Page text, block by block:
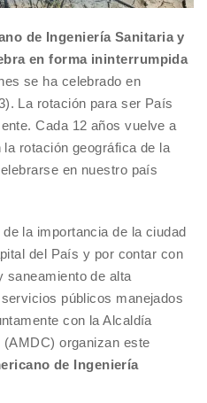
de Ingeniería Sanitaria y
en forma ininterrumpida
se ha celebrado en
La rotación para ser País
Cada 12 años vuelve a
rotación geográfica de la
en nuestro país
la importancia de la ciudad
del País y por contar con
saneamiento de alta
públicos manejados
con la Alcaldía
organizan este
de Ingeniería